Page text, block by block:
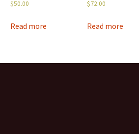
$50.00
Read more
$72.00
Read more